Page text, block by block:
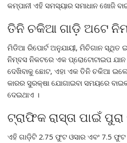
କମ୍ପାନୀ ଏହି ସମସ୍ୟାର ସମାଧାନ ଖୋଜି
ତିନି ଚକିଆ ଗାଡ଼ି ଅଟେ
ମିଡିଆ ରିପୋର୍ଟ ଅନୁଯାୟୀ, ମିଚିଗାନ ସ୍ଥିତ
ନିମ୍ବସ ନିକଟରେ ଏକ ପ୍ରୋଟୋଟାଇପ ଯାନ
ଦେଖିବାକୁ ଛୋଟ, ଏହା ଏକ ତିନି ଚକିଆ
କାରର ସୁରକ୍ଷା ଯୋଗାଇବା ସମୟରେ
ଦେଇଥାଏ ।
ଟ୍ରାଫିକ ରାସ୍ତା ପାଇଁ
ଏହି ଗାଡ଼ିଟି 2.75 ଫୁଟ ଓସାର ଏବଂ 7.5